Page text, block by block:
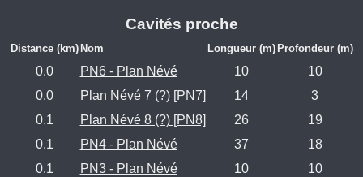
Cavités proche
Distance (km) Nom Longueur (m) Profondeur (m)
0.0 PN6 - Plan Névé 10
10
0.0
Plan Névé 7 (?) [PN7] 14
3
0.1
Plan Névé 8 (?) [PN8] 26
19
0.1
PN4 - Plan Névé 37
18
0.1
PN3 - Plan Névé 10
10